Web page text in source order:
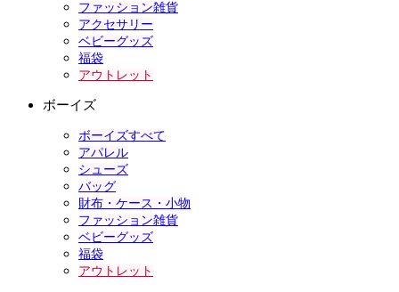
ファッション雑貨
アクセサリー
ベビーグッズ
福袋
アウトレット
ボーイズ
ボーイズすべて
アパレル
シューズ
バッグ
財布・ケース・小物
ファッション雑貨
ベビーグッズ
福袋
アウトレット